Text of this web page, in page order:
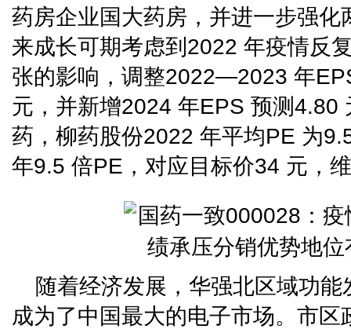
药房企业国大药房，并进一步强化
来成长可期考虑到2022 年疫情反
张的影响，调整2022—2023 年
元，并新增2024 年EPS 预测4.80
药，柳药股份2022 年平均PE 为
年9.5 倍PE，对应目标价34 元，
随着经济发展，华强北区域功
成为了中国最大的电子市场。市区